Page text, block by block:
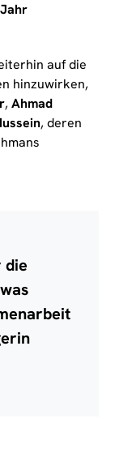
auf die
hinzuwirken,
,Ahmad
, deren
die